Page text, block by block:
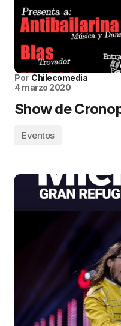
Por Chilecomedia
4 marzo 2020
Show de
Eventos